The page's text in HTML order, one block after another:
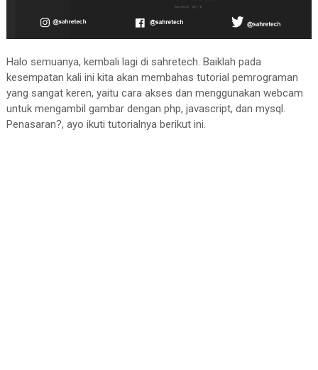
Halo semuanya, kembali lagi di sahretech. Baiklah pada
kesempatan kali ini kita akan membahas tutorial pemrograman
yang sangat keren, yaitu cara akses dan menggunakan webcam
untuk mengambil gambar dengan php, javascript, dan mysql.
Penasaran?, ayo ikuti tutorialnya berikut ini.